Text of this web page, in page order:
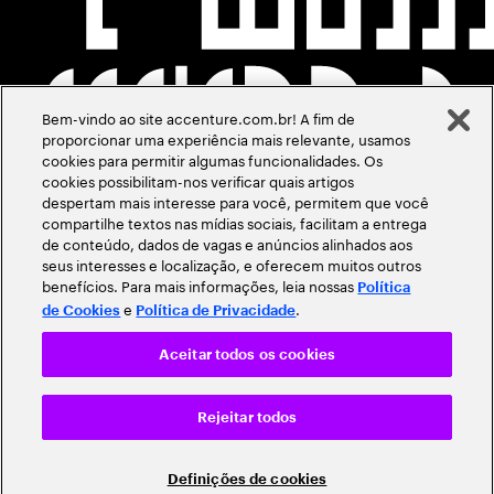
Bem-vindo ao site accenture.com.br! A fim de
proporcionar uma experiência mais relevante, usamos
cookies para permitir algumas funcionalidades. Os
cookies possibilitam-nos verificar quais artigos
despertam mais interesse para você, permitem que você
compartilhe textos nas mídias sociais, facilitam a entrega
de conteúdo, dados de vagas e anúncios alinhados aos
seus interesses e localização, e oferecem muitos outros
benefícios. Para mais informações, leia nossas Política
de Cookies e Política de Privacidade.
Definições de cookies
Rejeitar todos
Aceitar todos os cookies